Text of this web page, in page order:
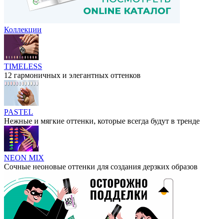
Коллекции
TIMELESS
12 гармоничных и элегантных оттенков
PASTEL
Нежные и мягкие оттенки, которые всегда будут в тренде
NEON MIX
Сочные неоновые оттенки для создания дерзких образов